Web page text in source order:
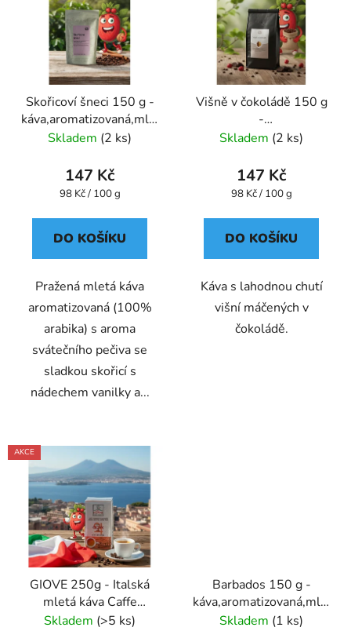
Skořicoví šneci 150 g -
káva,aromatizovaná,mletá
- Oxalis
Skladem (2 ks)
147 Kč
Měrná
98 Kč / 100 g
DO KOŠÍKU
Pražená mletá káva
aromatizovaná (100%
arabika) s aroma
svátečního pečiva se
sladkou skořicí s
nádechem vanilky a...
Višně v čokoládě 150 g
-
káva,aromatizovaná,mletá
Skladem (2 ks)
147 Kč
Měrná
98 Kč / 100 g
DO KOŠÍKU
Káva s lahodnou chutí
višní máčených v
čokoládě.
AKCE
GIOVE 250g - Italská
mletá káva Caffe
Pompeii
Skladem (>5 ks)
Barbados 150 g -
káva,aromatizovaná,mletá
- Oxalis
Skladem (1 ks)